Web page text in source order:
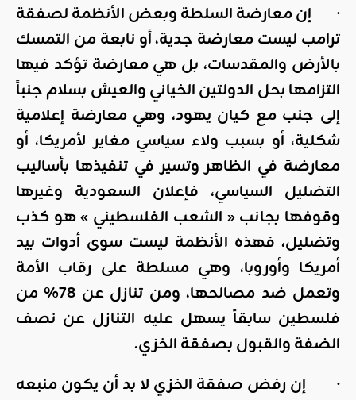
· إن معارضة السلطة وبعض الأنظمة لصفقة
ترامب ليست معارضة جدية، أو نابعة من التمسك
بالأرض والمقدسات، بل هي معارضة تؤكد فيها
التزامها بحل الدولتين الخياني والعيش بسلام جنباً
إلى جنب مع كيان يهود، وهي معارضة إعلامية
شكلية، أو بسبب ولاء سياسي مغاير لأمريكا، أو
معارضة في الظاهر وتسير في تنفيذها بأساليب
التضليل السياسي، فإعلان السعودية وغيرها
وقوفها بجانب « الشعب الفلسطيني » هو كذب
وتضليل، فهذه الأنظمة ليست سوى أدوات بيد
أمريكا وأوروبا، وهي مسلطة على رقاب الأمة
وتعمل ضد مصالحها، ومن تنازل عن 78% من
فلسطين سابقاً يسهل عليه التنازل عن نصف
الضفة والقبول بصفقة الخزي.
· إن رفض صفقة الخزي لا بد أن يكون منبعه